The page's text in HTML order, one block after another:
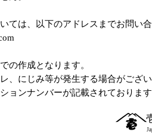
ては、以下のアドレスまでお問い
の作成となります。
、にじみ等が発生する場合がござい
ョンナンバーが記載されております